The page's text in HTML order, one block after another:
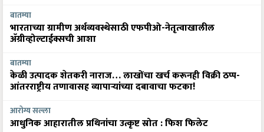
बातम्या
भारताच्या ग्रामीण अर्थव्यवस्थेसाठी एफपीओ-नेतृत्वाखालील
अ‍ॅग्रीव्होल्टाईक्सची आशा
बातम्या
केळी उत्पादक शेतकरी नाराज… लाखोंचा खर्च करूनही विक्री ठप्प-
आंतरराष्ट्रीय तणावासह व्यापाऱ्यांच्या दबावाचा फटका!
आरोग्य सल्ला
आधुनिक आहारातील प्रथिनांचा उत्कृष्ट स्रोत : फिश फिलेट